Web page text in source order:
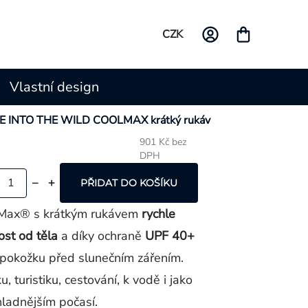
CZK
Vlastní design
INTO THE WILD COOLMAX krátký rukáv
901 Kč bez
DPH
PŘIDAT DO KOŠÍKU
s krátkým rukávem rychle
od těla a díky ochraně UPF 40+
před slunečním zářením.
turistiku, cestování, k vodě i jako
počasí.